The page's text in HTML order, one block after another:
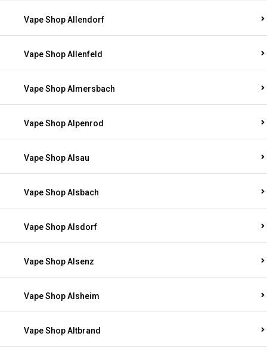
Vape Shop Allendorf
Vape Shop Allenfeld
Vape Shop Almersbach
Vape Shop Alpenrod
Vape Shop Alsau
Vape Shop Alsbach
Vape Shop Alsdorf
Vape Shop Alsenz
Vape Shop Alsheim
Vape Shop Altbrand